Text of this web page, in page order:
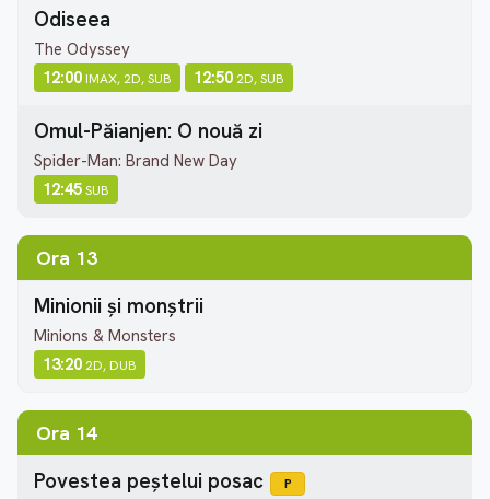
Odiseea
The Odyssey
12:00IMAX, 2D, SUB 12:50 2D, SUB
Omul-Păianjen: O nouă zi
Spider-Man: Brand New Day
12:45SUB
Ora 13
Minionii și monștrii
Minions & Monsters
13:20 2D, DUB
Ora 14
Povestea peștelui posac P